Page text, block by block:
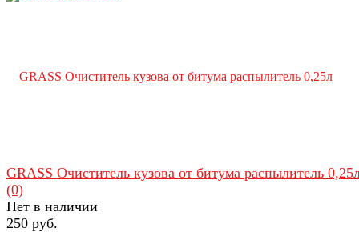
GRASS Очиститель кузова от битума распылитель
(0)
Нет в наличии
250 руб.